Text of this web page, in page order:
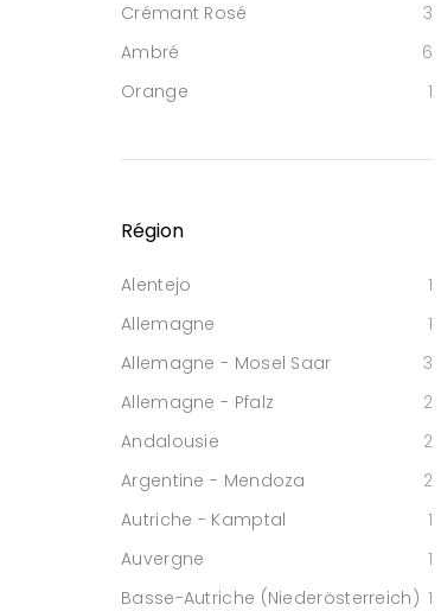
Crémant Rosé
3
Ambré
6
Orange
1
Région
Alentejo
1
Allemagne
1
Allemagne - Mosel Saar
3
Allemagne - Pfalz
2
Andalousie
2
Argentine - Mendoza
2
Autriche - Kamptal
1
Auvergne
1
Basse-Autriche (Niederösterreich) 1